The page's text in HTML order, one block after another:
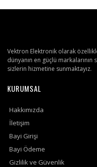
Vektron Elektronik olarak
dünyanın en güçlü
sizlerin hizmetine sunmaktayız.
KURUMSAL
Hakkımızda
İletişim
Bayi Girişi
Bayi Ödeme
Gizlilik ve Güvenlik